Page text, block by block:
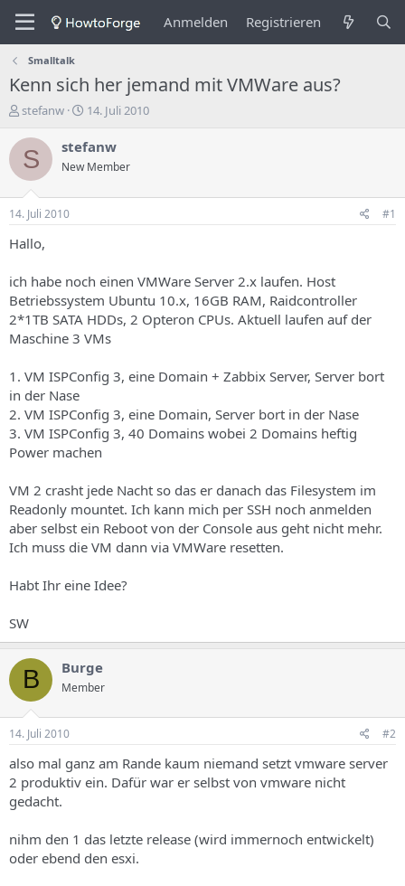
Anmelden Registrieren
Smalltalk
Kenn sich her jemand mit VMWare aus?
E
s
t
e
r
s
T
h
e
a
stefanw
E
s
e
d
a
t
u
14. Juli 2010
S stefanw
New Member
14. Juli 2010 #1
Hallo,
ich habe noch einen VMWare Server 2.x laufen. Host
Betriebssystem Ubuntu 10.x, 16GB RAM, Raidcontroller
2*1TB SATA HDDs, 2 Opteron CPUs. Aktuell laufen auf der
Maschine 3 VMs
1. VM ISPConfig 3, eine Domain + Zabbix Server, Server bort
in der Nase
2. VM ISPConfig 3, eine Domain, Server bort in der Nase
3. VM ISPConfig 3, 40 Domains wobei 2 Domains heftig
Power machen
VM 2 crasht jede Nacht so das er danach das Filesystem im
Readonly mountet. Ich kann mich per SSH noch anmelden
aber selbst ein Reboot von der Console aus geht nicht mehr.
Ich muss die VM dann via VMWare resetten.
Habt Ihr eine Idee?
SW
B Burge
Member
14. Juli 2010 #2
also mal ganz am Rande kaum niemand setzt vmware server
2 produktiv ein. Dafür war er selbst von vmware nicht
gedacht.
nihm den 1 das letzte release (wird immernoch entwickelt)
oder ebend den esxi.